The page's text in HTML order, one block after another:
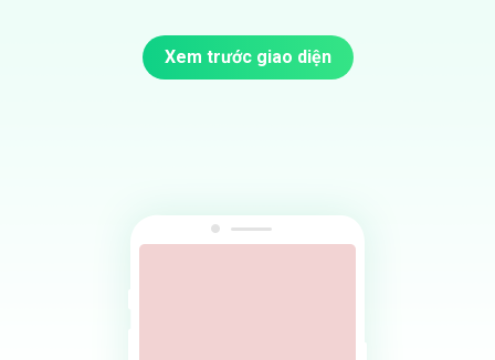
Xem trước giao diện